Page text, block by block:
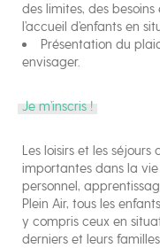
des limites, des
l’accueil d’enfants en
Présentation du
envisager.
Je m’inscris !
Les loisirs et les
importantes dans la vie
personnel,
Plein Air, tous les
y compris ceux en
derniers et leurs